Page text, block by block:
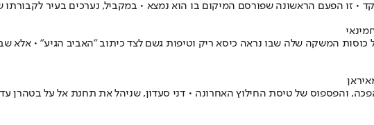
• זו הפעם הראשונה שפורסם המיקום בו הוא נמצא • במקביל, נערכים בעיר לקבורתו
והפספוס של טיסת החילוץ האחרונה • דני סעדון, שניהל את תחנת אל על בטהרן